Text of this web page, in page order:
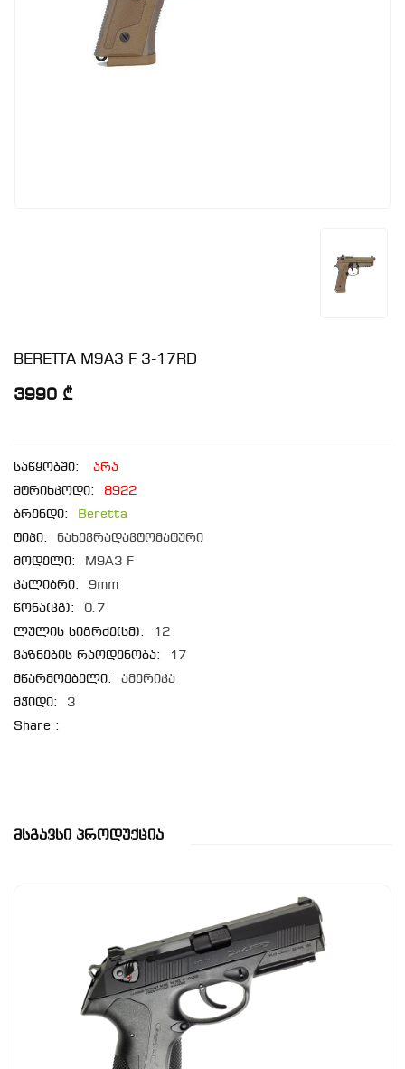
BERETTA M9A3 F 3-17RD
3990 ₾
საწყობში:
არა
შტრიხკოდი:
8922
ბრენდი:
Beretta
ტიპი:
ნახევრადავტომატური
მოდელი:
M9A3 F
კალიბრი:
9mm
წონა(კგ):
0.7
ლულის სიგრძე(სმ):
12
ვაზნების რაოდენობა:
17
მწარმოებელი:
ამერიკა
მჭიდი:
3
Share :
Მსგავსი Პროდუქცია